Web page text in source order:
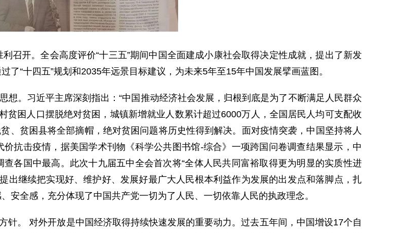
开。全会高度评价“十三五”期间中国全面建成小康社会取得决定性成就，提出了新发
了“十四五”规划和2035年远景目标建议，为未来5年至15年中国发展擘画蓝图。
。习近平主席深刻指出：“中国推动经济社会发展，归根到底是为了不断满足人民群众
贫困人口摆脱绝对贫困，城镇新增就业人数累计超过6000万人，全国居民人均可支配收
、贫困县将全部摘帽，绝对贫困问题将历史性得到解决。面对疫情突袭，中国坚持将人
抗击疫情，据美国学术刊物《科学公共图书馆-综合》一项跨国问卷调查结果显示，中
各国中最高。此次十九届五中全会首次将“全体人民共同富裕取得更为明显的实质性进
出继续把实现好、维护好、发展好最广大人民根本利益作为发展的出发点和落脚点，扎
安全感，充分体现了中国共产党一切为了人民、一切依靠人民的执政理念。
。 对外开放是中国经济取得持续快速发展的重要动力。过去五年间，中国增设17个自